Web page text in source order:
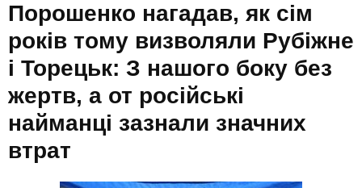
Порошенко нагадав, як сім
років тому визволяли Рубіжне
і Торецьк: З нашого боку без
жертв, а от російські
найманці зазнали значних
втрат